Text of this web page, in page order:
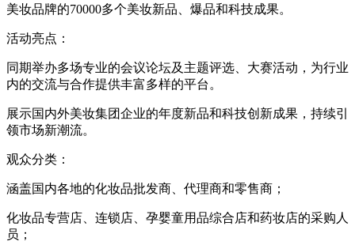
美妆品牌的70000多个美妆新品、爆品和科技成果。
活动亮点：
同期举办多场专业的会议论坛及主题评选、大赛活动，为行业
内的交流与合作提供丰富多样的平台。
展示国内外美妆集团企业的年度新品和科技创新成果，持续引
领市场新潮流。
观众分类：
涵盖国内各地的化妆品批发商、代理商和零售商；
化妆品专营店、连锁店、孕婴童用品综合店和药妆店的采购人
员；